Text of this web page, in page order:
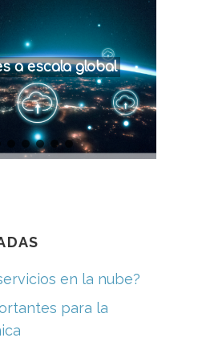
a escala global
en la nube?
para la